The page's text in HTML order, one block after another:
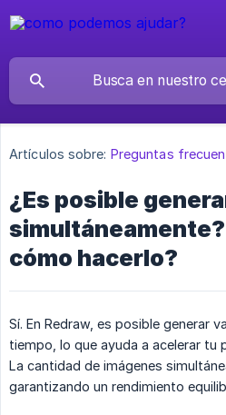
Artículos sobre: Preguntas
¿Es posible
cómo hacerlo?
Sí. En Redraw, es posible generar
tiempo, lo que ayuda a acelerar tu
La cantidad de imágenes
garantizando un rendimiento